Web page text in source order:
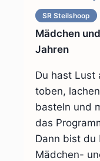
SR Steilshoop
Mädchen
Jahren
Du hast Lust
toben,
basteln und
das
Dann bist du
Mädchen-